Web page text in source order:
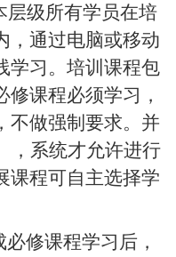
层级所有学员在培
，通过电脑或移动
学习。培训课程包
课程必须学习，
不做强制要求。并
，系统才允许进行
课程可自主选择学
修课程学习后，